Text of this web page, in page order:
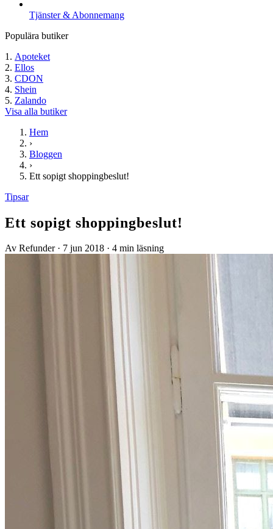
Tjänster & Abonnemang
Populära butiker
Apoteket
Ellos
CDON
Shein
Zalando
Visa alla butiker
Hem
›
Bloggen
›
Ett sopigt shoppingbeslut!
Tipsar
Ett sopigt shoppingbeslut!
Av Refunder · 7 jun 2018 · 4 min läsning